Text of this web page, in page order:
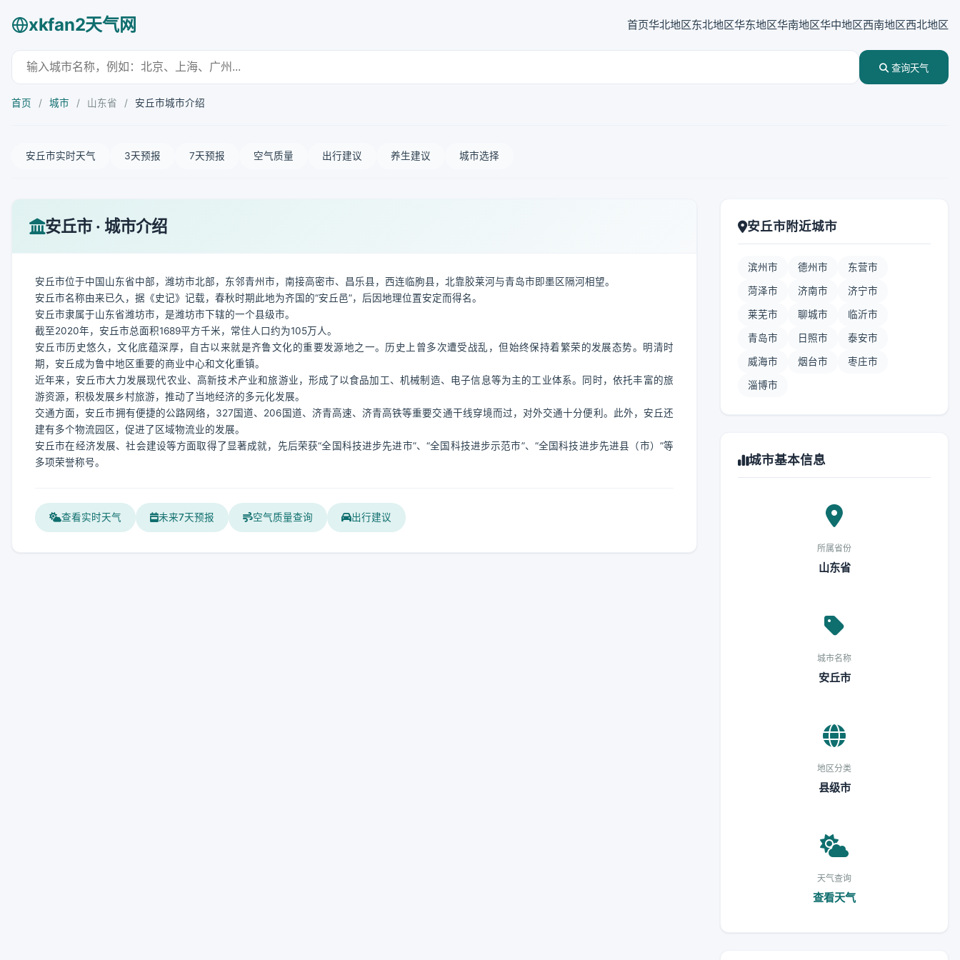
xkfan2天气网 首页华北地区东北地区华东地区华南地区华中地区西南地区西北地区
查询天气
首页 / 城市 / 山东省 / 安丘市城市介绍
安丘市实时天气 3天预报 7天预报 空气质量 出行建议 养生建议 城市选择
安丘市 · 城市介绍
安丘市位于中国山东省中部，潍坊市北部，东邻青州市，南接高密市、昌乐县，西连临朐县，北靠胶莱河与青岛市即墨区隔河相望。
安丘市名称由来已久，据《史记》记载，春秋时期此地为齐国的“安丘邑”，后因地理位置安定而得名。
安丘市隶属于山东省潍坊市，是潍坊市下辖的一个县级市。
截至2020年，安丘市总面积1689平方千米，常住人口约为105万人。
安丘市历史悠久，文化底蕴深厚，自古以来就是齐鲁文化的重要发源地之一。历史上曾多次遭受战乱，但始终保持着繁荣的发展态势。明清时
期，安丘成为鲁中地区重要的商业中心和文化重镇。
近年来，安丘市大力发展现代农业、高新技术产业和旅游业，形成了以食品加工、机械制造、电子信息等为主的工业体系。同时，依托丰富的旅
游资源，积极发展乡村旅游，推动了当地经济的多元化发展。
交通方面，安丘市拥有便捷的公路网络，327国道、206国道、济青高速、济青高铁等重要交通干线穿境而过，对外交通十分便利。此外，安丘还
建有多个物流园区，促进了区域物流业的发展。
安丘市在经济发展、社会建设等方面取得了显著成就，先后荣获“全国科技进步先进市”、“全国科技进步示范市”、“全国科技进步先进县（市）”等
多项荣誉称号。
查看实时天气 未来7天预报 空气质量查询 出行建议
安丘市附近城市
滨州市 德州市 东营市
菏泽市 济南市 济宁市
莱芜市 聊城市 临沂市
青岛市 日照市 泰安市
威海市 烟台市 枣庄市
淄博市
城市基本信息
所属省份
山东省
城市名称
安丘市
地区分类
县级市
天气查询
查看天气